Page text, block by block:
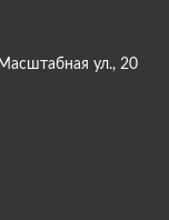
ул., 20